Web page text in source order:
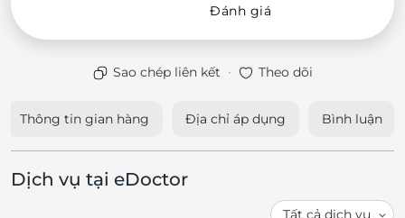
Đánh giá
Sao chép liên kết · Theo dõi
Thông tin gian hàng Địa chỉ áp dụng Bình luận
Dịch vụ tại eDoctor